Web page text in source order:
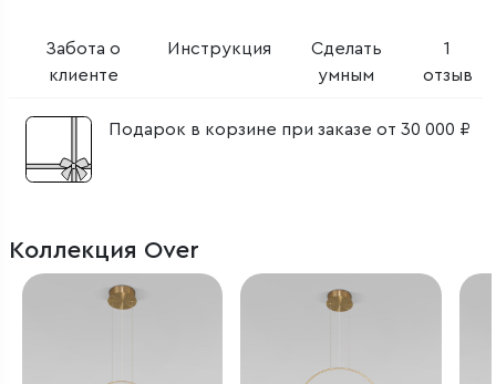
Забота о
клиенте
Инструкция
Сделать
умным
1
отзыв
Подарок в корзине при заказе от 30 000 ₽
Коллекция Over